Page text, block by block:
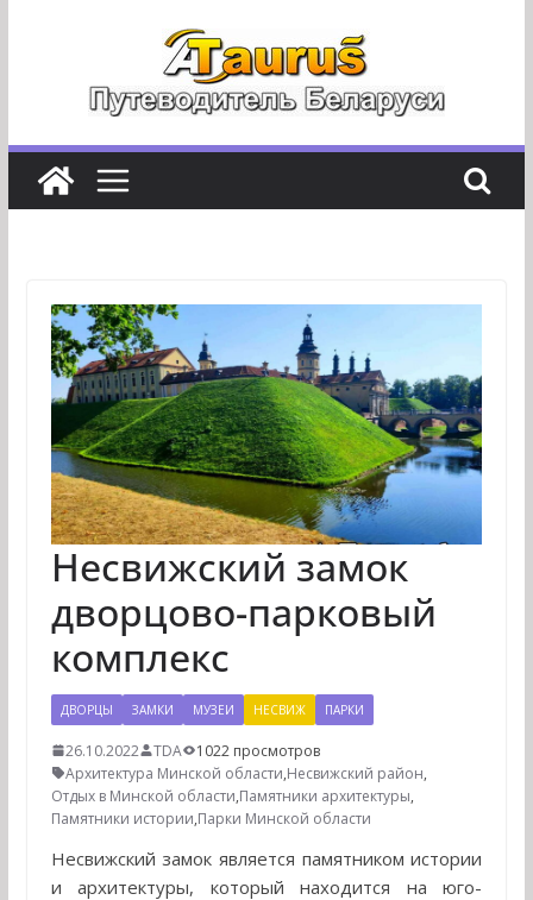
Несвижский замок
дворцово-парковый
комплекс
ДВОРЦЫ ЗАМКИ МУЗЕИ НЕСВИЖ ПАРКИ
26.10.2022 TDA
1022 просмотров
Архитектура Минской области,Несвижский район,
Отдых в Минской области,Памятники архитектуры,
Памятники истории,Парки Минской области
Несвижский замок является памятником истории
и архитектуры, который находится на юго-